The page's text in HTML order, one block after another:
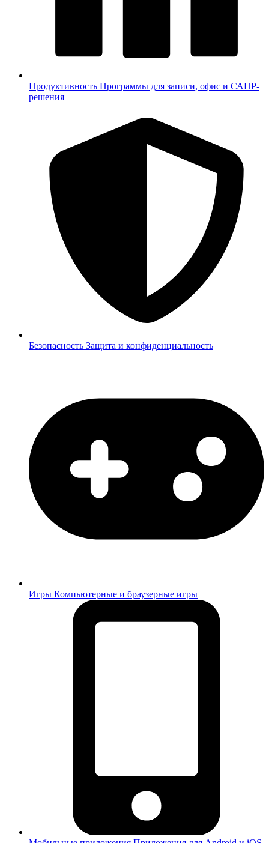
Продуктивность Программы для записи, офис и САПР-
решения
Безопасность Защита и конфиденциальность
Игры Компьютерные и браузерные игры